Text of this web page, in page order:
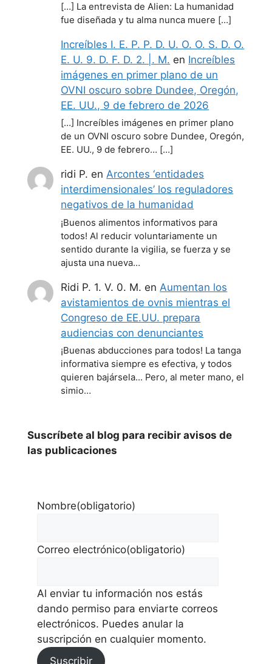
[…] La entrevista de Alien: La humanidad
fue diseñada y tu alma nunca muere […]
Increíbles I. E. P. P. D. U. O. O. S. D. O.
E. U. 9. D. F. D. 2. |. M. en Increíbles
imágenes en primer plano de un
OVNI oscuro sobre Dundee, Oregón,
EE. UU., 9 de febrero de 2026
[…] Increíbles imágenes en primer plano
de un OVNI oscuro sobre Dundee, Oregón,
EE. UU., 9 de febrero… […]
ridi P. enArcontes ‘entidades
interdimensionales’ los reguladores
negativos de la humanidad
¡Buenos alimentos informativos para
todos! Al reducir voluntariamente un
sentido durante la vigilia, se fuerza y se
ajusta una nueva…
Ridi P. 1. V. 0. M. en Aumentan los
avistamientos de ovnis mientras el
Congreso de EE.UU. prepara
audiencias con denunciantes
¡Buenas abducciones para todos! La tanga
informativa siempre es efectiva, y todos
quieren bajársela... Pero, al meter mano, el
simio…
Suscríbete al blog para recibir avisos de
las publicaciones
Nombre(obligatorio)
Correo electrónico(obligatorio)
Al enviar tu información nos estás
dando permiso para enviarte correos
electrónicos. Puedes anular la
suscripción en cualquier momento.
Suscribir